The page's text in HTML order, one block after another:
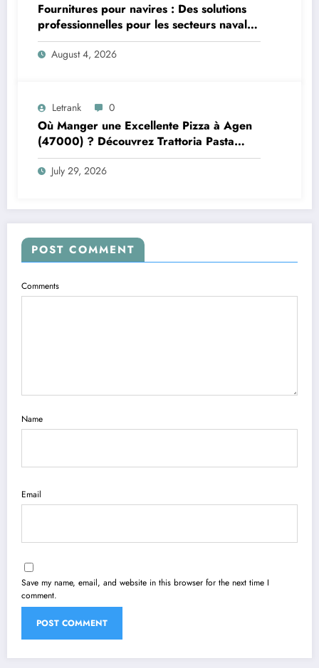
Fournitures pour navires : Des solutions
professionnelles pour les secteurs naval et
offshore
August 4, 2026
Letrank 0
Où Manger une Excellente Pizza à Agen
(47000) ? Découvrez Trattoria Pasta
Pizza Brax
July 29, 2026
POST COMMENT
Comments
Name
Email
Save my name, email, and website in this browser for the next time I
comment.